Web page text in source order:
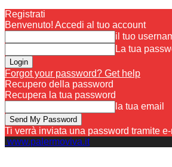
Registrati
Benvenuto! Accedi al tuo account
il tuo
La tua
Forgot your password? Get help
Recupero della password
Recupera la tua password
la tua email
Ti verrà inviata una password tramite
www.palermoviva.it